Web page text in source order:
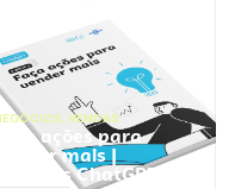
, VENDAS
Faça ações para
vender mais |
Prompts ChatGPT